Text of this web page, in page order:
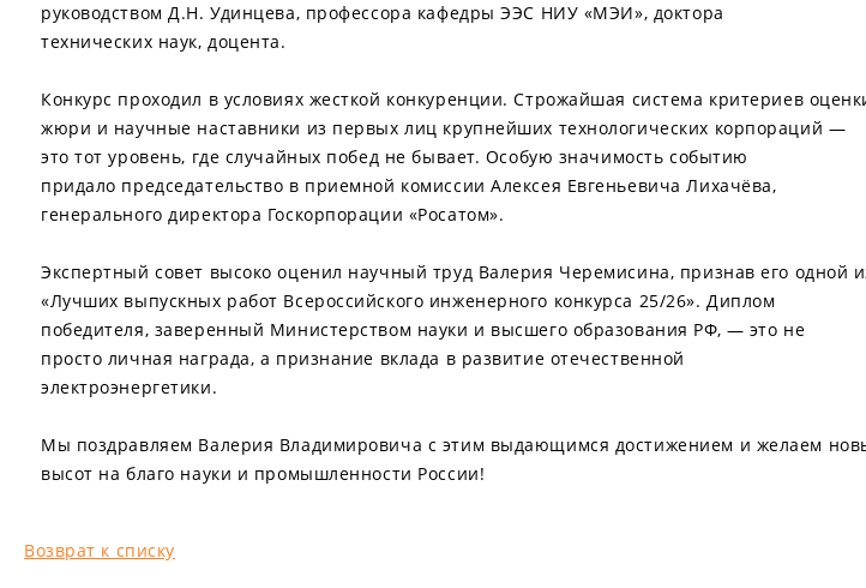
руководством Д.Н. Удинцева, профессора кафедры ЭЭС НИУ «МЭИ», доктора
технических наук, доцента.
Конкурс проходил в условиях жесткой конкуренции. Строжайшая система критериев
жюри и научные наставники из первых лиц крупнейших технологических корпораций —
это тот уровень, где случайных побед не бывает. Особую значимость событию
придало председательство в приемной комиссии Алексея Евгеньевича Лихачёва,
генерального директора Госкорпорации «Росатом».
Экспертный совет высоко оценил научный труд Валерия Черемисина, признав его одной
«Лучших выпускных работ Всероссийского инженерного конкурса 25/26». Диплом
победителя, заверенный Министерством науки и высшего образования РФ, — это не
просто личная награда, а признание вклада в развитие отечественной
электроэнергетики.
Мы поздравляем Валерия Владимировича с этим выдающимся достижением и желаем
высот на благо науки и промышленности России!
Возврат к списку